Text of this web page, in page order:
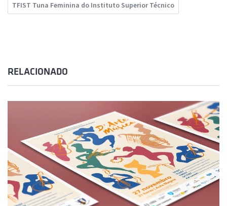
TFIST Tuna Feminina do Instituto Superior Técnico
RELACIONADO